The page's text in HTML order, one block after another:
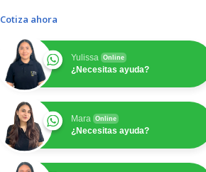
Cotiza ahora
Yulissa Online
¿Necesitas ayuda?
Mara Online
¿Necesitas ayuda?